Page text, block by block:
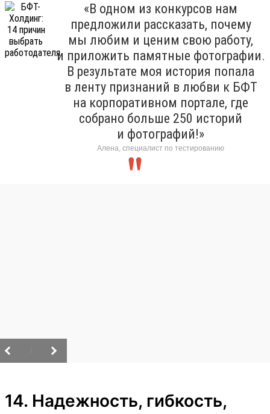
«В одном из конкурсов нам
предложили рассказать, почему
мы любим и ценим свою работу,
и приложить памятные фотографии.
В результате моя история попала
в ленту признаний в любви к БФТ
на корпоративном портале, где
собрано больше 250 историй
и фотографий!»
Алена, специалист по тестированию
14. Надежность, гибкость,